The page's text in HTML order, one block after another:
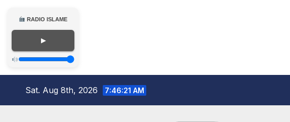
RADIO ISLAME
▶
Sat. Aug 8th, 2026 7:46:22 AM